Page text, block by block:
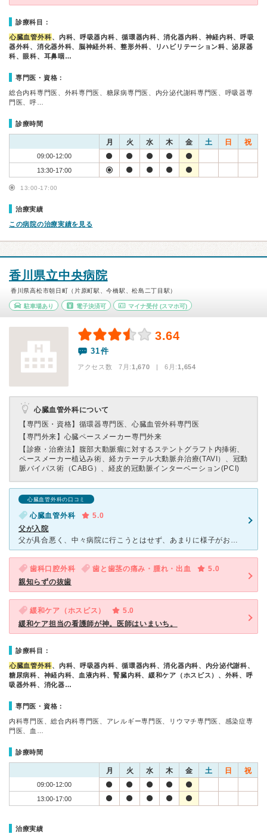
診療科目：
心臓血管外科、内科、呼吸器内科、循環器内科、消化器内科、神経内科、呼吸
器外科、消化器外科、脳神経外科、整形外科、リハビリテーション科、泌尿器
科、眼科、耳鼻咽…
専門医・資格：
総合内科専門医、外科専門医、糖尿病専門医、内分泌代謝科専門医、呼吸器専
門医、呼…
診療時間
月 火 水 木 金 土 日 祝
09:00-12:00
13:30-17:00
13:00-17:00
治療実績
この病院の治療実績を見る
香川県立中央病院
香川県高松市朝日町（片原町駅、今橋駅、松島二丁目駅）
駐車場あり 電子決済可 マイナ受付 (スマホ可)
3.64
31件
アクセス数 7月:1,670 | 6月:1,654
心臓血管外科について
【専門医・資格】 循環器専門医、心臓血管外科専門医
【専門外来】 心臓ペースメーカー専門外来
【診療・治療法】
腹部大動脈瘤に対するステントグラフト内挿術、
ペースメーカー植込み術、経カテーテル大動脈弁治療(TAVI）、冠動
脈バイパス術（CABG）、経皮的冠動脈インターベーション(PCI)
心臓血管外科の口コミ
心臓血管外科
5.0
父が入院
父が具合悪く、中々病院に行こうとはせず、あまりに様子がおかしいから、救急車呼ぶ？と聞くと嫌とじゃあついて行くからと、言うとうんと！夜間だったため、119番で病院を聞いて、近所の病院に行ったら、肺炎と腎
歯科口腔外科 歯と歯茎の痛み・腫れ・出血
5.0
親知らずの抜歯
緩和ケア（ホスピス）
5.0
緩和ケア担当の看護師が神。医師はいまいち。
診療科目：
心臓血管外科、内科、呼吸器内科、循環器内科、消化器内科、内分泌代謝科、
糖尿病科、神経内科、血液内科、腎臓内科、緩和ケア（ホスピス）、外科、呼
吸器外科、消化器…
専門医・資格：
内科専門医、総合内科専門医、アレルギー専門医、リウマチ専門医、感染症専
門医、血…
診療時間
月 火 水 木 金 土 日 祝
09:00-12:00
13:00-17:00
治療実績